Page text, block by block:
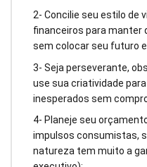
2- Concilie seu estilo de
financeiros para manter
sem colocar seu futuro
3- Seja perseverante,
use sua criatividade
inesperados sem
4- Planeje seu
impulsos consumistas,
natureza tem muito a